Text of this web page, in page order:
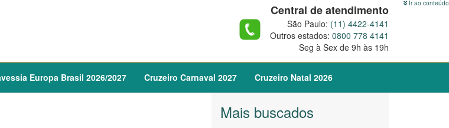
Ir ao conteúdo
Central de atendimento
São Paulo: (11) 4422-4141
Outros estados: 0800 778 4141
Seg à Sex de 9h às 19h
Europa Brasil 2026/2027 Cruzeiro Carnaval 2027 Cruzeiro Natal 2026
Mais buscados